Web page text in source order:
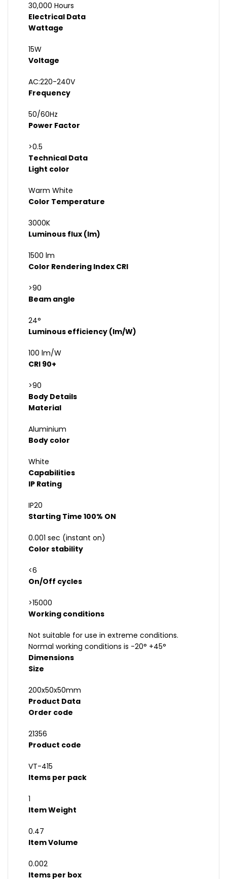
30,000 Hours
Electrical Data
Wattage
15W
Voltage
AC:220-240V
Frequency
50/60Hz
Power Factor
>0.5
Technical Data
Light color
Warm White
Color Temperature
3000K
Luminous flux (lm)
1500 lm
Color Rendering Index CRI
>90
Beam angle
24°
Luminous efficiency (lm/W)
100 lm/W
CRI 90+
>90
Body Details
Material
Aluminium
Body color
White
Capabilities
IP Rating
IP20
Starting Time 100% ON
0.001 sec (instant on)
Color stability
<6
On/Off cycles
>15000
Working conditions
Not suitable for use in extreme conditions.
Normal working conditions is -20° +45°
Dimensions
Size
200x50x50mm
Product Data
Order code
21356
Product code
VT-415
Items per pack
1
Item Weight
0.47
Item Volume
0.002
Items per box